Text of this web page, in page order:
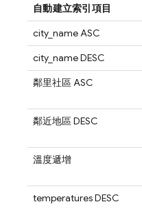
自動建立索引項目
city_name ASC
city_name DESC
鄰里社區 ASC
鄰近地區 DESC
溫度遞增
temperatures DESC